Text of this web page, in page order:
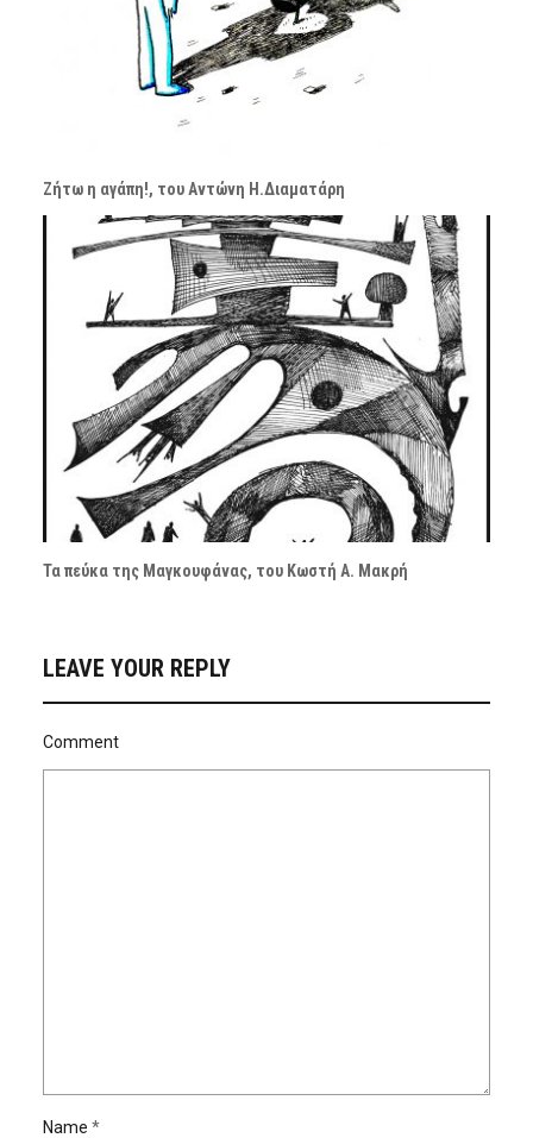
Ζήτω η αγάπη!, του Αντώνη Η.Διαματάρη
Τα πεύκα της Μαγκουφάνας, του Κωστή Α. Μακρή
LEAVE YOUR REPLY
Comment
Name *